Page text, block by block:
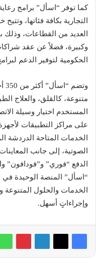
كما توفر “اسأل” برامج
وكبيرة، فضلاً عن عقد
الحكومية لتوفير الدعم
متنوعة، كالقلق، والعلاج
المستخدم اختيار وسيلة
الخدمات المتاحة الدردشة
الصوتية، إلى جانب
الدفع “فوري” و”فودافون”
“اسأل” المنصة الوحيدة في
الخدمات والحلول المتنوعة
وإجراءاتٍ أسهل.